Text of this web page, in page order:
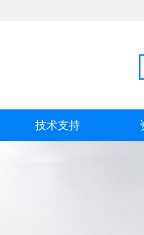
技术支持